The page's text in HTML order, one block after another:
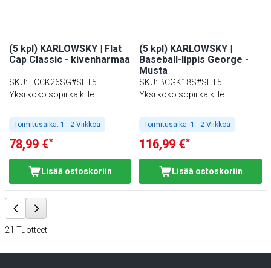
(5 kpl) KARLOWSKY | Flat
Cap Classic - kivenharmaa
SKU: FCCK26SG#SET5
Yksi koko sopii kaikille
Toimitusaika: 1 - 2 Viikkoa
78,99 €*
Lisää ostoskoriin
(5 kpl) KARLOWSKY |
Baseball-lippis George -
Musta
SKU: BCGK18S#SET5
Yksi koko sopii kaikille
Toimitusaika: 1 - 2 Viikkoa
116,99 €*
Lisää ostoskoriin
21 Tuotteet